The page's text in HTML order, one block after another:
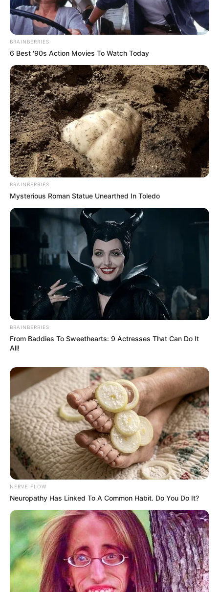
They're Unbearable! 9 Movie Characters You
Probably Remember
BRAINBERRIES
Who Will Be the Next James Bond? Here's What We
Know So Far
BRAINBERRIES
Sensational Seductress: Demi Moore's Most
Scandalous Performances
Remember Them? These '90s Couples Defined An
Era—See The Complete List
BRAINBERRIES
The Rarest And Most Valuable Card In The Whole
World
BRAINBERRIES
BRAINBERRIES
6 Best '90s Action Movies To Watch Today
BRAINBERRIES
Mysterious Roman Statue Unearthed In Toledo
BRAINBERRIES
From Baddies To Sweethearts: 9 Actresses That Can Do It
All!
NERVE FLOW
Neuropathy Has Linked To A Common Habit. Do You Do It?